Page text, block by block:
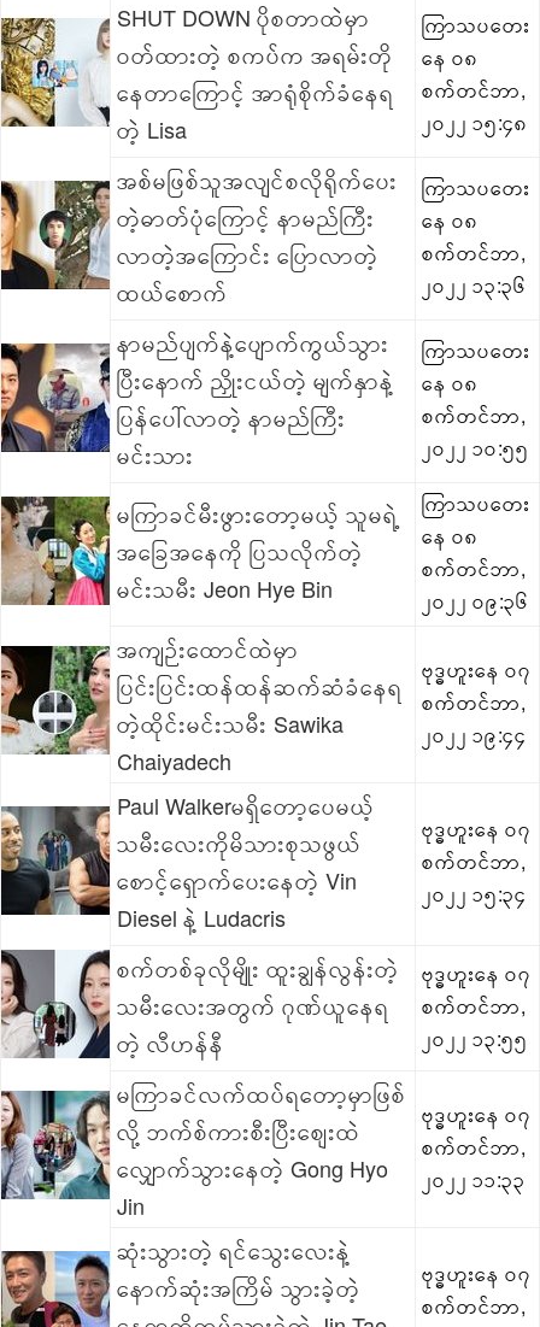
SHUT DOWN ပိုစတာထဲမှာ
ဝတ်ထားတဲ့ စကပ်က အရမ်းတို
နေတာကြောင့် အာရုံစိုက်ခံနေရ
တဲ့ Lisa
ကြာသပတေး
နေ ၀၈
စက်တင်ဘာ,
၂၀၂၂ ၁၅:၄၈
အစ်မဖြစ်သူအလျင်စလိုရိုက်ပေး
တဲ့ဓာတ်ပုံကြောင့် နာမည်ကြီး
လာတဲ့အကြောင်း ပြောလာတဲ့
ထယ်စောက်
ကြာသပတေး
နေ ၀၈
စက်တင်ဘာ,
၂၀၂၂ ၁၃:၃၆
နာမည်ပျက်နဲ့ပျောက်ကွယ်သွား
ပြီးနောက် ညှိုးငယ်တဲ့ မျက်နှာနဲ့
ပြန်ပေါ်လာတဲ့ နာမည်ကြီး
မင်းသား
ကြာသပတေး
နေ ၀၈
စက်တင်ဘာ,
၂၀၂၂ ၁၀:၅၅
မကြာခင်မီးဖွားတော့မယ့် သူမရဲ့
အခြေအနေကို ပြသလိုက်တဲ့
မင်းသမီး Jeon Hye Bin
ကြာသပတေး
နေ ၀၈
စက်တင်ဘာ,
၂၀၂၂ ၀၉:၃၆
အကျဉ်းထောင်ထဲမှာ
ပြင်းပြင်းထန်ထန်ဆက်ဆံခံနေရ
တဲ့ထိုင်းမင်းသမီး Sawika
Chaiyadech
ဗုဒ္ဓဟူးနေ ၀၇
စက်တင်ဘာ,
၂၀၂၂ ၁၉:၄၄
Paul Walkerမရှိတော့ပေမယ့်
သမီးလေးကိုမိသားစုသဖွယ်
စောင့်ရှောက်ပေးနေတဲ့ Vin
Diesel နဲ့ Ludacris
ဗုဒ္ဓဟူးနေ ၀၇
စက်တင်ဘာ,
၂၀၂၂ ၁၅:၃၄
စက်တစ်ခုလိုမျိုး ထူးချွန်လွန်းတဲ့
သမီးလေးအတွက် ဂုဏ်ယူနေရ
တဲ့ လီဟန်နီ
ဗုဒ္ဓဟူးနေ ၀၇
စက်တင်ဘာ,
၂၀၂၂ ၁၃:၅၅
မကြာခင်လက်ထပ်ရတော့မှာဖြစ်
လို့ ဘက်စ်ကားစီးပြီးဈေးထဲ
လျှောက်သွားနေတဲ့ Gong Hyo
Jin
ဗုဒ္ဓဟူးနေ ၀၇
စက်တင်ဘာ,
၂၀၂၂ ၁၁:၃၃
ဆုံးသွားတဲ့ ရင်သွေးလေးနဲ့
နောက်ဆုံးအကြိမ် သွားခဲ့တဲ့
ဗုဒ္ဓဟူးနေ ၀၇
စက်တင်ဘာ,